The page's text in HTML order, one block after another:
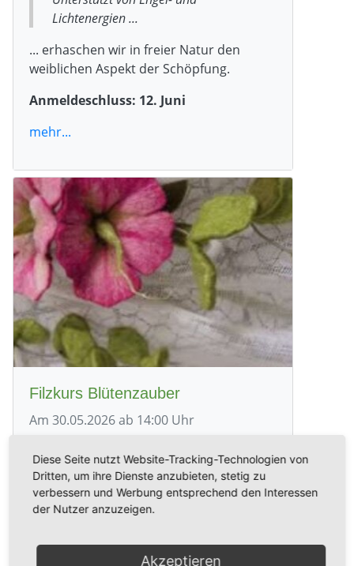
Lichtenergien ...
... erhaschen wir in freier Natur den
weiblichen Aspekt der Schöpfung.
Anmeldeschluss: 12. Juni
mehr...
Filzkurs Blütenzauber
Am 30.05.2026 ab 14:00 Uhr
ab 8 Jahren
mehr...
Diese Seite nutzt Website-Tracking-Technologien von
Dritten, um ihre Dienste anzubieten, stetig zu
verbessern und Werbung entsprechend den Interessen
der Nutzer anzuzeigen.
Akzeptieren